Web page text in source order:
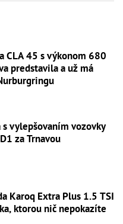
CLA 45 s výkonom 680
predstavila a už má
s vylepšovaním vozovky
za Trnavou
Karoq Extra Plus 1.5 TSI
ktorou nič nepokazíte